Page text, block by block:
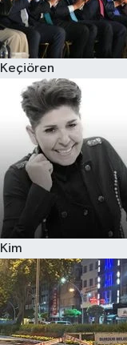
Keçiören
Kim
Siyaset
Teknoloji
Televizyon
Yaşam-Çevre